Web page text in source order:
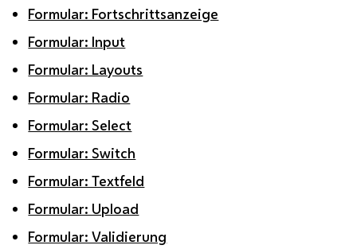
Formular: Fortschrittsanzeige
Formular: Input
Formular: Layouts
Formular: Radio
Formular: Select
Formular: Switch
Formular: Textfeld
Formular: Upload
Formular: Validierung